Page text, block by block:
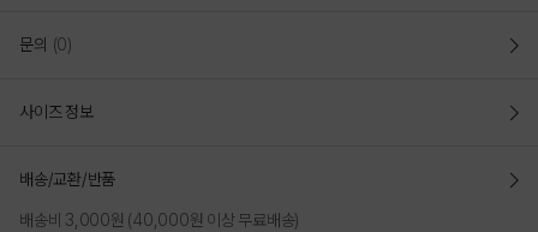
문의 (0)
사이즈 정보
배송/교환/반품
배송비 3,000원 (40,000원 이상 무료배송)